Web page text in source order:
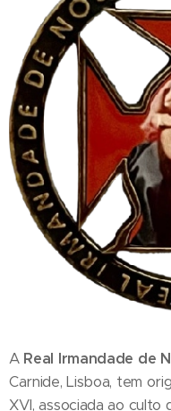
A Real Irmandade de
Carnide, Lisboa, tem
XVI, associada ao culto